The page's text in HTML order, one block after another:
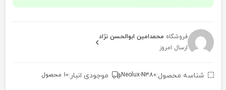
فروشگاه محمدامین ابوالحسن نژاد
ارسال امروز
شناسه محصول:Neolux-N380 موجودی انبار:10 محصول